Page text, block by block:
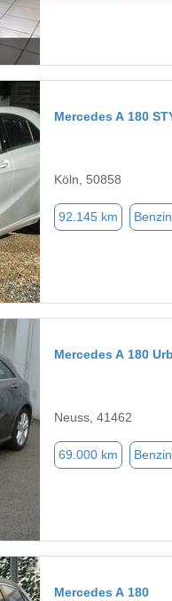
Mercedes A 180
Köln, 50858
92.145 km
Mercedes A 180
Neuss, 41462
69.000 km
Mercedes A 180